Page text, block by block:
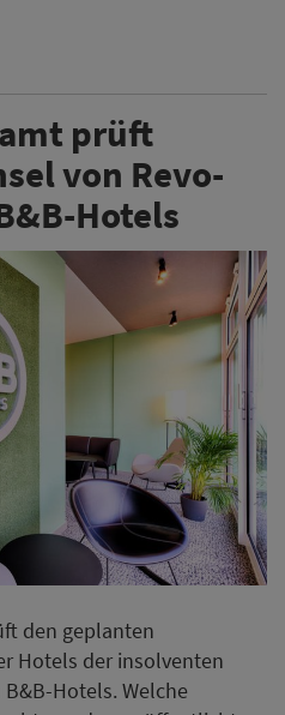
prüft
von Revo-
Hotels
den geplanten
Hotels der insolventen
Hotels. Welche